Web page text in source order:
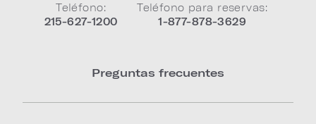
Teléfono:
215-627-1200
Teléfono para reservas:
1-877-878-3629
Preguntas frecuentes